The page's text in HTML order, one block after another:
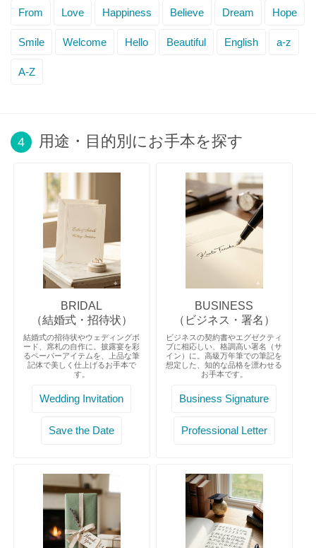
From Love Happiness Believe Dream Hope
Smile Welcome Hello Beautiful English a-z
A-Z
4 用途・目的別にお手本を探す
BRIDAL
（結婚式・招待状）
結婚式の招待状やウェディングボ
ード、席札の自作に。披露宴を彩
るペーパーアイテムを、上品な筆
記体で美しく仕上げるお手本で
す。
Wedding Invitation
Save the Date
BUSINESS
（ビジネス・署名）
ビジネスの契約書やエグゼクティ
ブに相応しい、格調高い署名（サ
イン）に。高級万年筆での筆記を
想定した、知的な品格を漂わせる
お手本です。
Business Signature
Professional Letter